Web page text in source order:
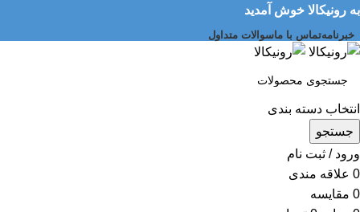
به رونیکالا خوش آمدید
خبرنامهتماس با ماسوالات متداول
انتخاب دسته بندی
جستجو
ورود / ثبت نام
0 علاقه مندی
0 مقایسه